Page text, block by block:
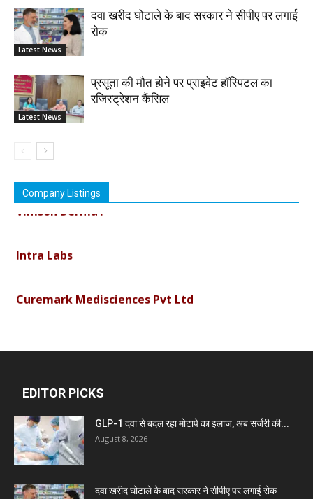
Latest News
दवा खरीद घोटाले के बाद सरकार ने सीपीए पर लगाई
रोक
Latest News
प्रसूता की मौत होने पर प्राइवेट हॉस्पिटल का
रजिस्ट्रेशन कैंसिल
Company Listings
Vimson Derma1
Intra Labs
Curemark Medisciences Pvt Ltd
Invision Pharma Limited
Ben Pharmaceuticals
EDITOR PICKS
GLP-1 दवा से बदल रहा मोटापे का इलाज, अब सर्जरी की...
August 8, 2026
दवा खरीद घोटाले के बाद सरकार ने सीपीए पर लगाई रोक